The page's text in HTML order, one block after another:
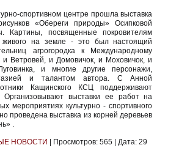
спортивном центре прошла выставка
«Обереги природы» Осипковой
Картины, посвященные покровителям
на земле - это был настоящий
агрогородка к Международному
и Ветровей, и Домовичок, и Моховичок, и
и многие другие персонажи,
и талантом автора. С Анной
Кащинского КСЦ поддерживают
Организовывают выставки ее работ на
мероприятиях культурно - спортивного
проведена выставка из корней деревьев
.
НОВОСТИ Просмотров: 565 |Дата: 29